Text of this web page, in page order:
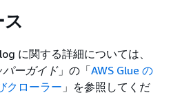
に関する詳細については、
パーガイド」の「AWS Glue の
クローラー 」を参照してくだ